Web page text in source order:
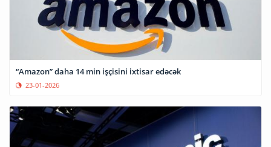
“Amazon” daha 14 min işçisini ixtisar edəcək
23-01-2026